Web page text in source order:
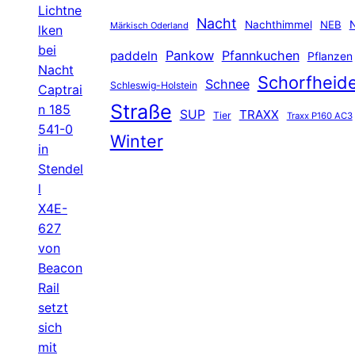
Lichtne
lken
bei
Nacht
Captrai
n 185
541-0
in
Stendel
l
X4E-
627
von
Beacon
Rail
setzt
sich
mit
Märkisch Oderland Nacht Nachthimmel NEB
paddeln Pankow Pfannkuchen Pflanzen
Schleswig-Holstein Schnee
Straße SUP Tier TRAXX Traxx P160 AC3
Winter